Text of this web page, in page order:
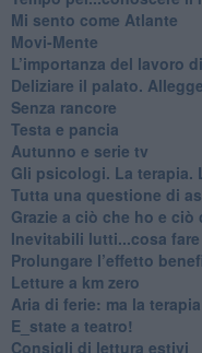
​Mi sento come Atlante
​Movi-Mente
​L’importanza del lavoro
​Deliziare il palato.
​Senza rancore
​Testa e pancia
​Autunno e serie tv
​Gli psicologi. La terapia.
​Tutta una questione di
​Grazie a ciò che ho e ciò
​Inevitabili lutti...cosa
Prolungare l’effetto
​Letture a km zero
​Aria di ferie: ma la
​E_state a teatro!
​Consigli di lettura estivi